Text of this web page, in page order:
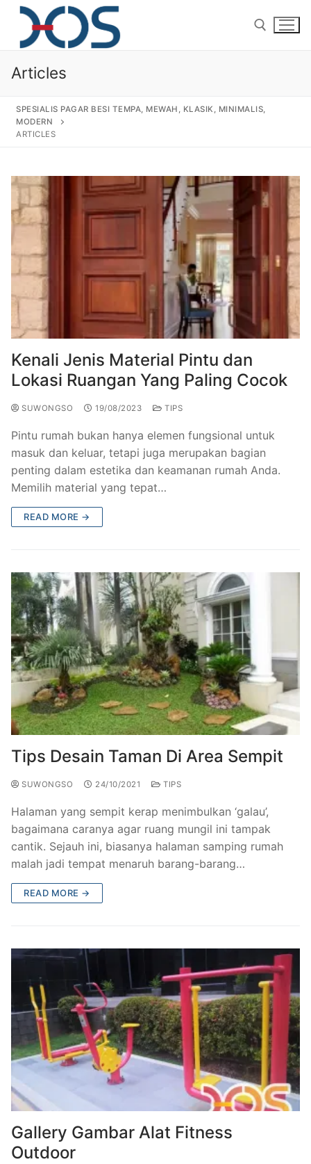
About Us
Products
Pagar Besi Tempa Klasik
Railing Tangga Besi Tempa
Railing Balkon Besi Tempa Klasik
Kursi Taman Besi Tempa
Ornamen Besi Tempa Murah Jakarta
Ranjang Besi Tempa Klasik
Tiang Lampu PJU Antik
Pengecoran Logam Jakarta
Gallery
Gallery Gambar Pagar Besi Tempa Mewah
Gallery Kursi Taman & Kursi Teras Besi Tempa
Gallery Railing Tangga Besi Tempa Klasik Mewah
Gallery Ranjang Besi Tempa Antik Mewah
Articles
Projects
Contact Us
Articles
SPESIALIS PAGAR BESI TEMPA, MEWAH, KLASIK, MINIMALIS,
MODERN
ARTICLES
Kenali Jenis Material Pintu dan
Lokasi Ruangan Yang Paling Cocok
SUWONGSO 19/08/2023 TIPS
Pintu rumah bukan hanya elemen fungsional untuk
masuk dan keluar, tetapi juga merupakan bagian
penting dalam estetika dan keamanan rumah Anda.
Memilih material yang tepat…
READ MORE →
Tips Desain Taman Di Area Sempit
SUWONGSO 24/10/2021 TIPS
Halaman yang sempit kerap menimbulkan ‘galau’,
bagaimana caranya agar ruang mungil ini tampak
cantik. Sejauh ini, biasanya halaman samping rumah
malah jadi tempat menaruh barang-barang…
READ MORE →
Gallery Gambar Alat Fitness
Outdoor